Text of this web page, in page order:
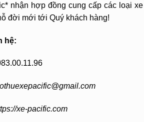
nhận hợp đồng cung cấp các loại
đời mới tới Quý khách hàng!
hệ:
xe-pacific.com